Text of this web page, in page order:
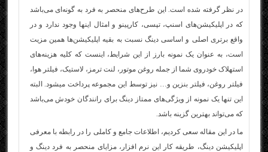
در نظر گرفته شده است. این طرح‌های منحصر به فرد به گونه‌ای می‌باشد
که در اپلیکیشن‌های اسنپ، تپسی، کارپینو و امثال اینها وجود ندارد و در
واقع برتری اصلی و اساسی دینگ نسبت به بقیه اپلیکیشن‌ها همین مزیت
است، به عنوان یک نمونه بارز از این شرایط، اینست که کلیه هزینه‌های
استهلاک خودروی شما از جمله روغن موتور، لنت ترمز، لاستیک، فیلتر هوا،
فیلتر روغن، فیلتر بنزین و… نیز توسط این مجموعه پرداخت میشود. البته
این تنها یک نمونه از ویژگی‌های ممتاز دینگ برای رانندگان خودش می‌باشد
که می‌تواند بهترین گزینه باشد.
ما در این مقاله سعی کردیم، اطلاعات جامع و کاملی را در رابطه با معرفی
اپلیکیشن دینگ، طریقه کار این نرم افزار، مزایای منحصر به فرد دینگ و